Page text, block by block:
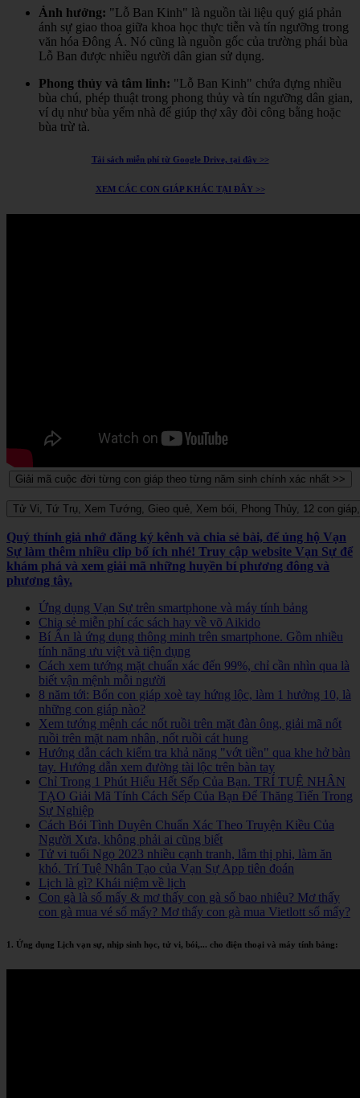
Ảnh hưởng: "Lỗ Ban Kinh" là nguồn tài liệu quý giá phản
ánh sự giao thoa giữa khoa học thực tiễn và tín ngưỡng trong
văn hóa Đông Á. Nó cũng là nguồn gốc của trường phái bùa
Lỗ Ban được nhiều người dân gian sử dụng.
Phong thủy và tâm linh: "Lỗ Ban Kinh" chứa đựng nhiều
bùa chú, phép thuật trong phong thủy và tín ngưỡng dân gian,
ví dụ như bùa yểm nhà để giúp thợ xây đòi công bằng hoặc
bùa trừ tà.
Tải sách miễn phí từ Google Drive, tại đây >>
XEM CÁC CON GIÁP KHÁC TẠI ĐÂY >>
Quý thính giả nhớ đăng ký kênh và chia sẻ bài, để ủng hộ Vạn
Sự làm thêm nhiều clip bổ ích nhé! Truy cập website Vạn Sự để
khám phá và xem giải mã những huyền bí phương đông và
phương tây.
Ứng dụng Vạn Sự trên smartphone và máy tính bảng
Chia sẻ miễn phí các sách hay về võ Aikido
Bí Ẩn là ứng dụng thông minh trên smartphone. Gồm nhiều
tính năng ưu việt và tiện dụng
Cách xem tướng mặt chuẩn xác đến 99%, chỉ cần nhìn qua là
biết vận mệnh mỗi người
8 năm tới: Bốn con giáp xoè tay hứng lộc, làm 1 hưởng 10, là
những con giáp nào?
Xem tướng mệnh các nốt ruồi trên mặt đàn ông, giải mã nốt
ruồi trên mặt nam nhân, nốt ruồi cát hung
Hướng dẫn cách kiểm tra khả năng "vớt tiền" qua khe hở bàn
tay. Hướng dẫn xem đường tài lộc trên bàn tay
Chỉ Trong 1 Phút Hiểu Hết Sếp Của Bạn. TRÍ TUỆ NHÂN
TẠO Giải Mã Tính Cách Sếp Của Bạn Để Thăng Tiến Trong
Sự Nghiệp
Cách Bói Tình Duyên Chuẩn Xác Theo Truyện Kiều Của
Người Xưa, không phải ai cũng biết
Tử vi tuổi Ngọ 2023 nhiều cạnh tranh, lắm thị phi, làm ăn
khó. Trí Tuệ Nhân Tạo của Vạn Sự App tiên đoán
Lịch là gì? Khái niệm về lịch
Con gà là số mấy & mơ thấy con gà số bao nhiêu? Mơ thấy
con gà mua vé số mấy? Mơ thấy con gà mua Vietlott số mấy?
1. Ứng dụng Lịch vạn sự, nhịp sinh học, tử vi, bói,... cho điện thoại và máy tính bảng: